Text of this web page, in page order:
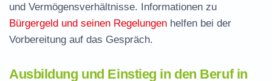
und Vermögensverhältnisse. Informationen zu
Bürgergeld und seinen Regelungen helfen bei der
Vorbereitung auf das Gespräch.
Ausbildung und Einstieg in den Beruf in